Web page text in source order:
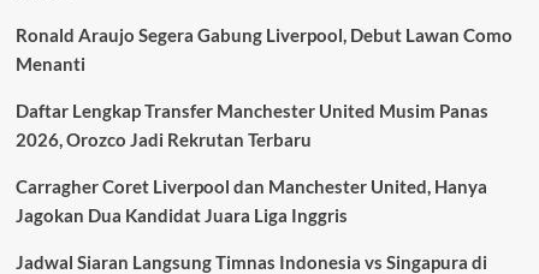
Ronald Araujo Segera Gabung Liverpool, Debut Lawan Como
Menanti
Daftar Lengkap Transfer Manchester United Musim Panas
2026, Orozco Jadi Rekrutan Terbaru
Carragher Coret Liverpool dan Manchester United, Hanya
Jagokan Dua Kandidat Juara Liga Inggris
Jadwal Siaran Langsung Timnas Indonesia vs Singapura di